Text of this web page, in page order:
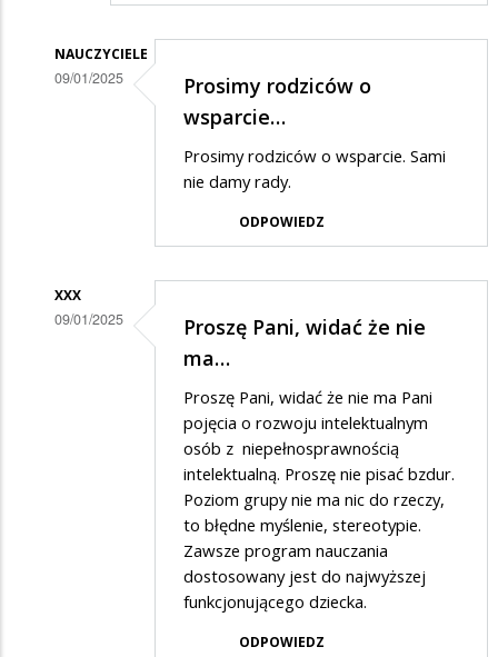
NAUCZYCIELE
09/01/2025
odpowiedzi
Zgadzam
Prosimy rodziców o
wsparcie…
Prosimy rodziców o wsparcie. Sami
nie damy rady.
ODPOWIEDZ
XXX
09/01/2025
Proszę Pani, widać że nie
ma…
Proszę Pani, widać że nie ma Pani
pojęcia o rozwoju intelektualnym
osób z niepełnosprawnością
intelektualną. Proszę nie pisać bzdur.
Poziom grupy nie ma nic do rzeczy,
to błędne myślenie, stereotypie.
Zawsze program nauczania
dostosowany jest do najwyższej
funkcjonującego dziecka.
ODPOWIEDZ